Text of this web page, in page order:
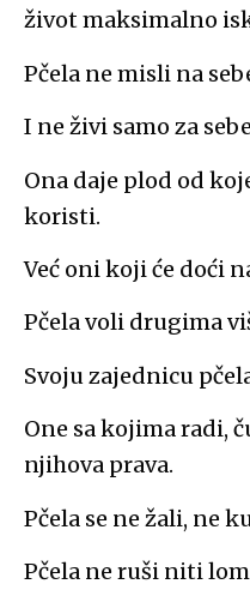
život maksimalno
Pčela ne misli na
I ne živi samo za
Ona daje plod od
koristi.
Već oni koji će doći
Pčela voli drugima
Svoju zajednicu
One sa kojima radi,
njihova prava.
Pčela se ne žali, ne
Pčela ne ruši niti